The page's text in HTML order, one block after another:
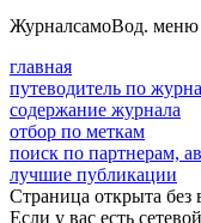
ЖурналсамоВод. меню
главная
путеводитель по
содержание журнала
отбор по меткам
поиск по партнерам,
лучшие публикации
Страница открыта без
Если у вас есть